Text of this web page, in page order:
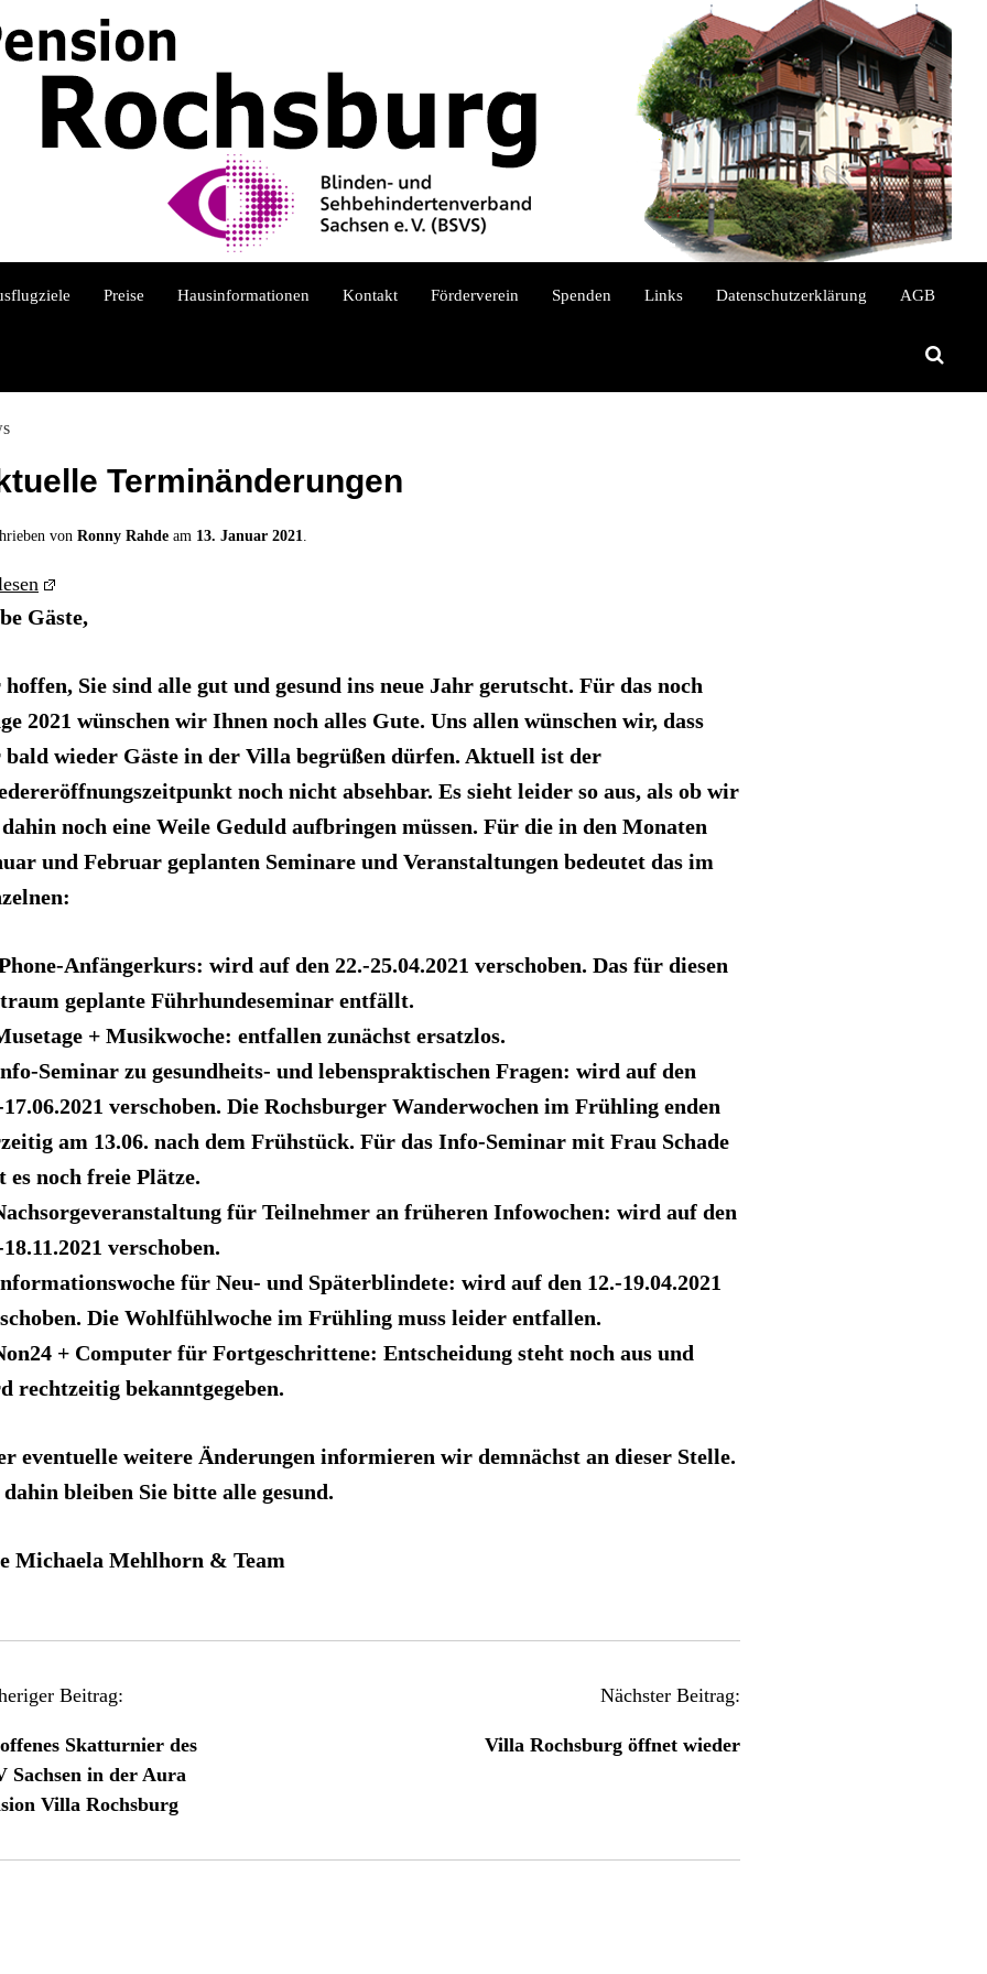
Preise Hausinformationen Kontakt Förderverein Spenden Links Datenschutzerklärung AGB
Terminänderungen
von Ronny Rahde am 13. Januar 2021
Gäste,
Sie sind alle gut und gesund ins neue Jahr gerutscht. Für das noch
2021 wünschen wir Ihnen noch alles Gute. Uns allen wünschen wir, dass
wieder Gäste in der Villa begrüßen dürfen. Aktuell ist der
noch nicht absehbar. Es sieht leider so aus, als ob wir
noch eine Weile Geduld aufbringen müssen. Für die in den Monaten
und Februar geplanten Seminare und Veranstaltungen bedeutet das im
Anfängerkurs: wird auf den 22.-25.04.2021 verschoben. Das für diesen
geplante Führhundeseminar entfällt.
+ Musikwoche: entfallen zunächst ersatzlos.
Seminar zu gesundheits- und lebenspraktischen Fragen: wird auf den
17.06.2021 verschoben. Die Rochsburger Wanderwochen im Frühling enden
am 13.06. nach dem Frühstück. Für das Info-Seminar mit Frau Schade
es noch freie Plätze.
für Teilnehmer an früheren Infowochen: wird auf den
18.11.2021 verschoben.
für Neu- und Späterblindete: wird auf den 12.-19.04.2021
Die Wohlfühlwoche im Frühling muss leider entfallen.
+ Computer für Fortgeschrittene: Entscheidung steht noch aus und
rechtzeitig bekanntgegeben.
eventuelle weitere Änderungen informieren wir demnächst an dieser Stelle.
bleiben Sie bitte alle gesund.
Michaela Mehlhorn & Team
Beitrag:
Skatturnier des
Sachsen in der Aura
Villa Rochsburg
Nächster Beitrag:
Villa Rochsburg öffnet wieder